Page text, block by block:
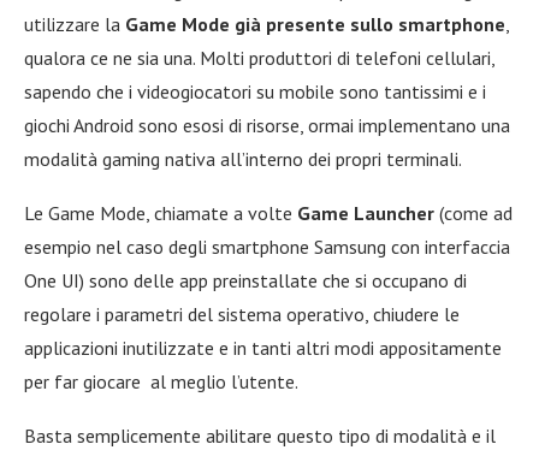
utilizzare la Game Mode già presente sullo smartphone
qualora ce ne sia una. Molti produttori di telefoni cellulari,
sapendo che i videogiocatori su mobile sono tantissimi e i
giochi Android sono esosi di risorse, ormai implementano una
modalità gaming nativa all’interno dei propri terminali.
Le Game Mode, chiamate a volte Game Launcher (come ad
esempio nel caso degli smartphone Samsung con interfaccia
One UI) sono delle app preinstallate che si occupano di
regolare i parametri del sistema operativo, chiudere le
applicazioni inutilizzate e in tanti altri modi appositamente
per far giocare al meglio l’utente.
Basta semplicemente abilitare questo tipo di modalità e il